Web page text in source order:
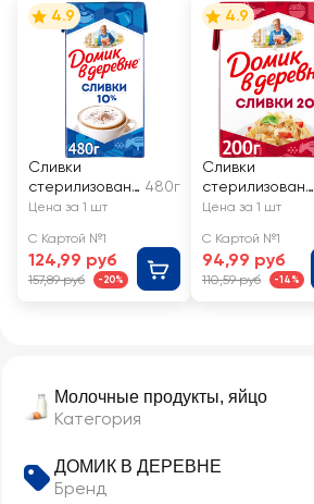
Молочные продукты, яйцо
Категория
ДОМИК В ДЕРЕВНЕ
Бренд
4.9
Сливки
стерилизованн
ые ДОМИК В
без змж
480г
Цена за 1 шт
С Картой №1
124,99 руб
157,89 руб -20%
4.9
Сливки
стерилизованн
ые ДОМИК В
без змж
Цена за 1 шт
С Картой №1
94,99 руб
110,59 руб -14%